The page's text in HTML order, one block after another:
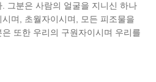
그분은 사람의 얼굴을 지니신 하나
며, 초월자이시며, 모든 피조물을
또한 우리의 구원자이시며 우리를